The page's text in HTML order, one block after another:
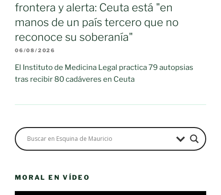
frontera y alerta: Ceuta está "en
manos de un país tercero que no
reconoce su soberanía"
06/08/2026
El Instituto de Medicina Legal practica 79 autopsias
tras recibir 80 cadáveres en Ceuta
MORAL EN VÍDEO